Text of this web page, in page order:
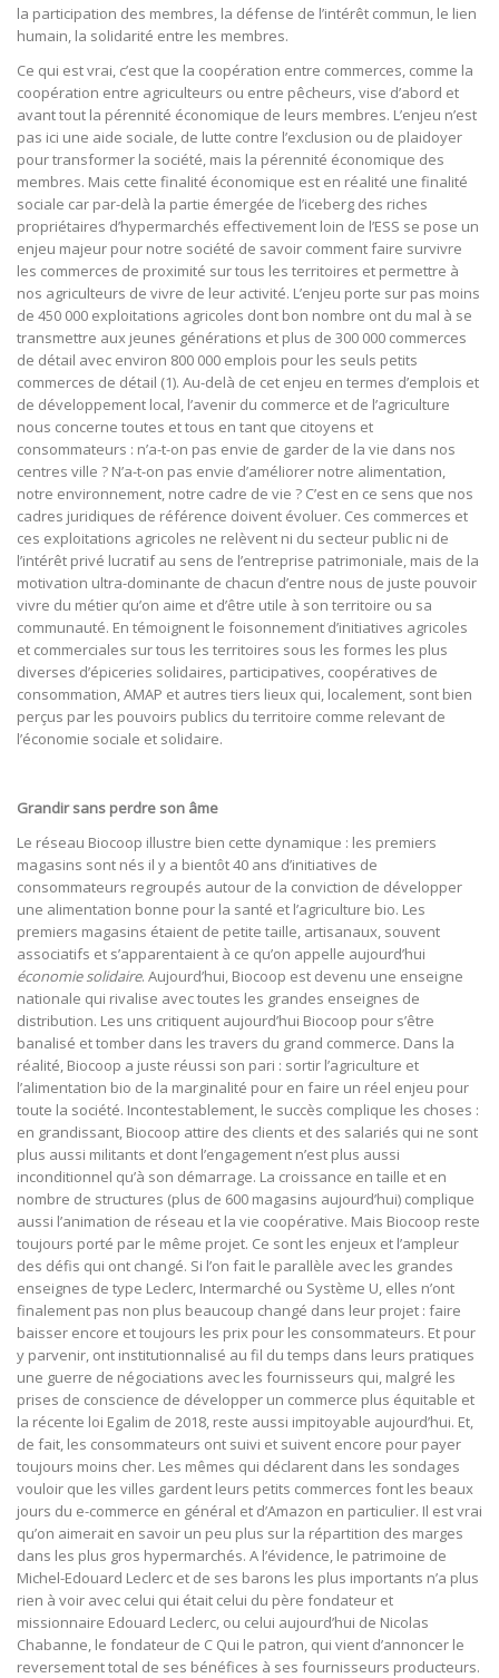
la participation des membres, la défense de l’intérêt commun, le lien
humain, la solidarité entre les membres.
Ce qui est vrai, c’est que la coopération entre commerces, comme la
coopération entre agriculteurs ou entre pêcheurs, vise d’abord et
avant tout la pérennité économique de leurs membres. L’enjeu n’est
pas ici une aide sociale, de lutte contre l’exclusion ou de plaidoyer
pour transformer la société, mais la pérennité économique des
membres. Mais cette finalité économique est en réalité une finalité
sociale car par-delà la partie émergée de l’iceberg des riches
propriétaires d’hypermarchés effectivement loin de l’ESS se pose un
enjeu majeur pour notre société de savoir comment faire survivre
les commerces de proximité sur tous les territoires et permettre à
nos agriculteurs de vivre de leur activité. L’enjeu porte sur pas moins
de 450 000 exploitations agricoles dont bon nombre ont du mal à se
transmettre aux jeunes générations et plus de 300 000 commerces
de détail avec environ 800 000 emplois pour les seuls petits
commerces de détail (1). Au-delà de cet enjeu en termes d’emplois et
de développement local, l’avenir du commerce et de l’agriculture
nous concerne toutes et tous en tant que citoyens et
consommateurs : n’a-t-on pas envie de garder de la vie dans nos
centres ville ? N’a-t-on pas envie d’améliorer notre alimentation,
notre environnement, notre cadre de vie ? C’est en ce sens que nos
cadres juridiques de référence doivent évoluer. Ces commerces et
ces exploitations agricoles ne relèvent ni du secteur public ni de
l’intérêt privé lucratif au sens de l’entreprise patrimoniale, mais de la
motivation ultra-dominante de chacun d’entre nous de juste pouvoir
vivre du métier qu’on aime et d’être utile à son territoire ou sa
communauté. En témoignent le foisonnement d’initiatives agricoles
et commerciales sur tous les territoires sous les formes les plus
diverses d’épiceries solidaires, participatives, coopératives de
consommation, AMAP et autres tiers lieux qui, localement, sont bien
perçus par les pouvoirs publics du territoire comme relevant de
l’économie sociale et solidaire.
Grandir sans perdre son âme
Le réseau Biocoop illustre bien cette dynamique : les premiers
magasins sont nés il y a bientôt 40 ans d’initiatives de
consommateurs regroupés autour de la conviction de développer
une alimentation bonne pour la santé et l’agriculture bio. Les
premiers magasins étaient de petite taille, artisanaux, souvent
associatifs et s’apparentaient à ce qu’on appelle aujourd’hui
économie solidaire. Aujourd’hui, Biocoop est devenu une enseigne
nationale qui rivalise avec toutes les grandes enseignes de
distribution. Les uns critiquent aujourd’hui Biocoop pour s’être
banalisé et tomber dans les travers du grand commerce. Dans la
réalité, Biocoop a juste réussi son pari : sortir l’agriculture et
l’alimentation bio de la marginalité pour en faire un réel enjeu pour
toute la société. Incontestablement, le succès complique les choses :
en grandissant, Biocoop attire des clients et des salariés qui ne sont
plus aussi militants et dont l’engagement n’est plus aussi
inconditionnel qu’à son démarrage. La croissance en taille et en
nombre de structures (plus de 600 magasins aujourd’hui) complique
aussi l’animation de réseau et la vie coopérative. Mais Biocoop reste
toujours porté par le même projet. Ce sont les enjeux et l’ampleur
des défis qui ont changé. Si l’on fait le parallèle avec les grandes
enseignes de type Leclerc, Intermarché ou Système U, elles n’ont
finalement pas non plus beaucoup changé dans leur projet : faire
baisser encore et toujours les prix pour les consommateurs. Et pour
y parvenir, ont institutionnalisé au fil du temps dans leurs pratiques
une guerre de négociations avec les fournisseurs qui, malgré les
prises de conscience de développer un commerce plus équitable et
la récente loi Egalim de 2018, reste aussi impitoyable aujourd’hui. Et,
de fait, les consommateurs ont suivi et suivent encore pour payer
toujours moins cher. Les mêmes qui déclarent dans les sondages
vouloir que les villes gardent leurs petits commerces font les beaux
jours du e-commerce en général et d’Amazon en particulier. Il est vrai
qu’on aimerait en savoir un peu plus sur la répartition des marges
dans les plus gros hypermarchés. A l’évidence, le patrimoine de
Michel-Edouard Leclerc et de ses barons les plus importants n’a plus
rien à voir avec celui qui était celui du père fondateur et
missionnaire Edouard Leclerc, ou celui aujourd’hui de Nicolas
Chabanne, le fondateur de C Qui le patron, qui vient d’annoncer le
reversement total de ses bénéfices à ses fournisseurs producteurs.